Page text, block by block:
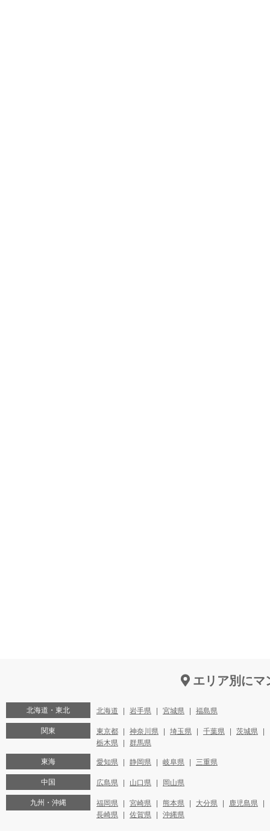
エリア別にマ
北海道・東北 北海道 岩手県 宮城県 福島県
関東 東京都 神奈川県 埼玉県 千葉県
茨城県
栃木県
群馬県
東海 愛知県 静岡県 岐阜県 三重県
中国 広島県 山口県 岡山県
九州・沖縄 福岡県 宮崎県 熊本県 大分県
鹿児島県
長崎県
佐賀県 沖縄県